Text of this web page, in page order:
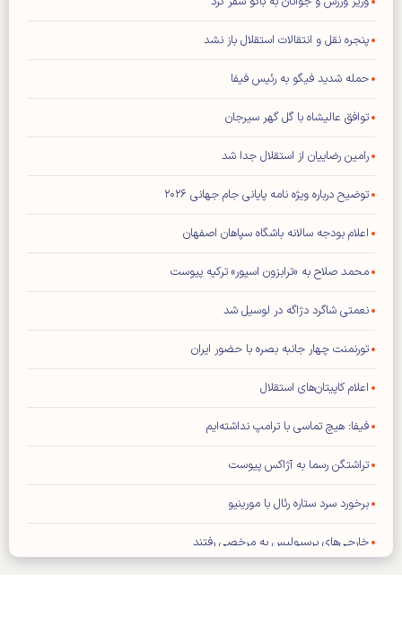
پنجره نقل و انتقالات استقلال باز نشد
حمله شدید فیگو به رئیس فیفا
توافق عالیشاه با گل گهر سیرجان
رامین رضاییان از استقلال جدا شد
توضیح درباره ویژه نامه پایانی جام جهانی ۲۰۲۶
اعلام بودجه سالانه باشگاه سپاهان اصفهان
محمد صلاح به «ترابزون اسپور» ترکیه پیوست
نعمتی شاگرد دژاگه در لوسیل شد
تورنمنت چهار جانبه بصره با حضور ایران
اعلام کاپیتان‌های استقلال
فیفا: هیچ تماسی با ترامپ نداشته‌ایم
تراشتگن رسما به آژاکس پیوست
برخورد سرد ستاره رئال با مورینیو
خارجی‌های پرسپولیس به مرخصی رفتند